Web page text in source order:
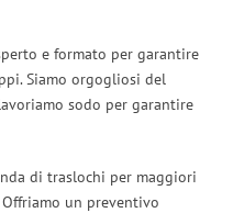
e formato per garantire
Siamo orgogliosi del
sodo per garantire
di traslochi per maggiori
un preventivo